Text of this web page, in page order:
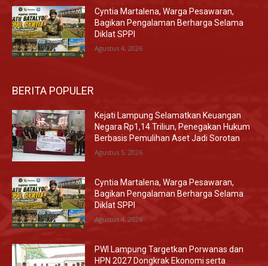
Cyntia Martalena, Warga Pesawaran,
Bagikan Pengalaman Berharga Selama
Diklat SPPI
Agustus 4, 2026
BERITA POPULER
Kejati Lampung Selamatkan Keuangan
Negara Rp1,14 Triliun, Penegakan Hukum
Berbasis Pemulihan Aset Jadi Sorotan
Agustus 5, 2026
Cyntia Martalena, Warga Pesawaran,
Bagikan Pengalaman Berharga Selama
Diklat SPPI
Agustus 4, 2026
PWI Lampung Targetkan Porwanas dan
HPN 2027 Dongkrak Ekonomi serta